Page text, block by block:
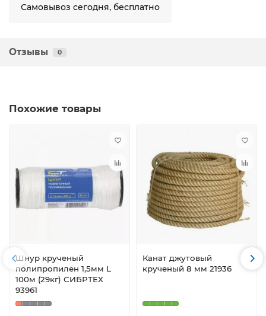
Самовывоз сегодня, бесплатно
Отзывы 0
Похожие товары
Шнур крученый
полипропилен 1,5мм L
100м (29кг) СИБРТЕХ
93961
Канат джутовый
крученый 8 мм 21936